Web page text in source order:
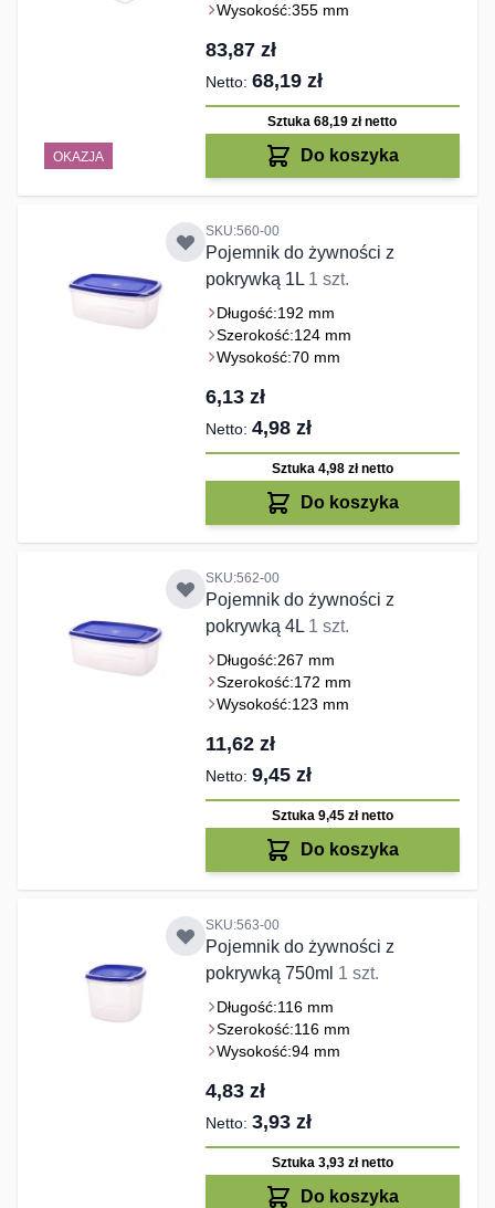
OKAZJA
Wysokość:355 mm
83,87 zł
68,19 zł
Sztuka 68,19 złnetto
Do koszyka
SKU:560-00
Pojemnik do żywności z
pokrywką 1L 1 szt.
Długość:192 mm
Szerokość:124 mm
Wysokość:70 mm
6,13 zł
4,98 zł
Sztuka 4,98 złnetto
Do koszyka
SKU:562-00
Pojemnik do żywności z
pokrywką 4L 1 szt.
Długość:267 mm
Szerokość:172 mm
Wysokość:123 mm
11,62 zł
9,45 zł
Sztuka 9,45 złnetto
Do koszyka
SKU:563-00
Pojemnik do żywności z
pokrywką 750ml 1 szt.
Długość:116 mm
Szerokość:116 mm
Wysokość:94 mm
4,83 zł
3,93 zł
Sztuka 3,93 złnetto
Do koszyka